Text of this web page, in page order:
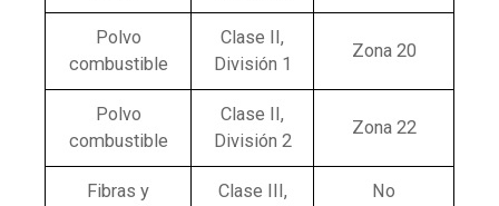
Polvo
combustible
Clase II,
División 1
Zona 20
Polvo
combustible
Clase II,
División 2
Zona 22
Fibras y
Clase III,
No